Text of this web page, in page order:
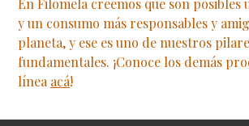
En Filomela creemos que son posibles
y un consumo más responsables y
planeta, y ese es uno de nuestros
fundamentales. ¡Conoce los demás
línea acá!